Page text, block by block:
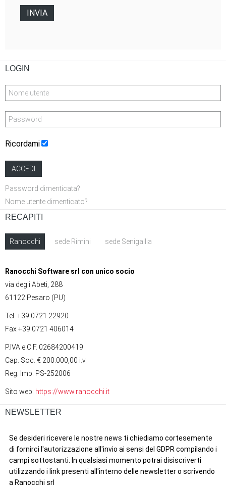
INVIA
LOGIN
Ricordami
ACCEDI
Password dimenticata?
Nome utente dimenticato?
RECAPITI
Ranocchi sede Rimini sede Senigallia
Ranocchi Software srl con unico socio
via degli Abeti, 288
61122 Pesaro (PU)
Tel. +39 0721 22920
Fax +39 0721 406014
P.IVA e C.F. 02684200419
Cap. Soc. € 200.000,00 i.v.
Reg. Imp. PS-252006
Sito web: https://www.ranocchi.it
NEWSLETTER